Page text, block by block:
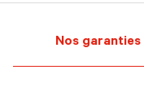
Nos garanties